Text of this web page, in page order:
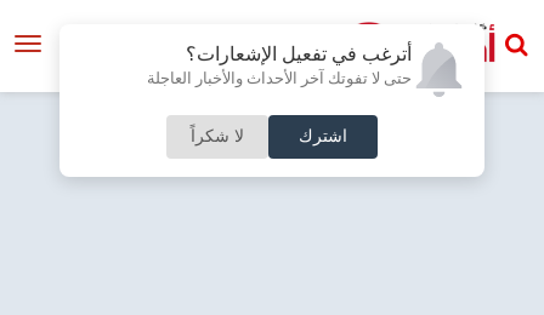
أترغب في تفعيل الإشعارات؟
حتى لا تفوتك آخر الأحداث والأخبار العاجلة
اشترك لا شكراً